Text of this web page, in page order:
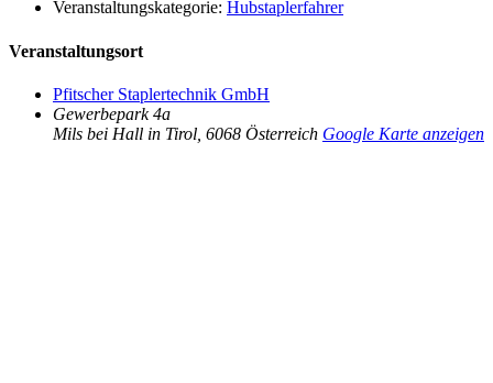
Veranstaltungskategorie: Hubstaplerfahrer
Veranstaltungsort
Pfitscher Staplertechnik GmbH
Gewerbepark 4a
Mils bei Hall in Tirol 6068 Österreich Google Karte anzeigen